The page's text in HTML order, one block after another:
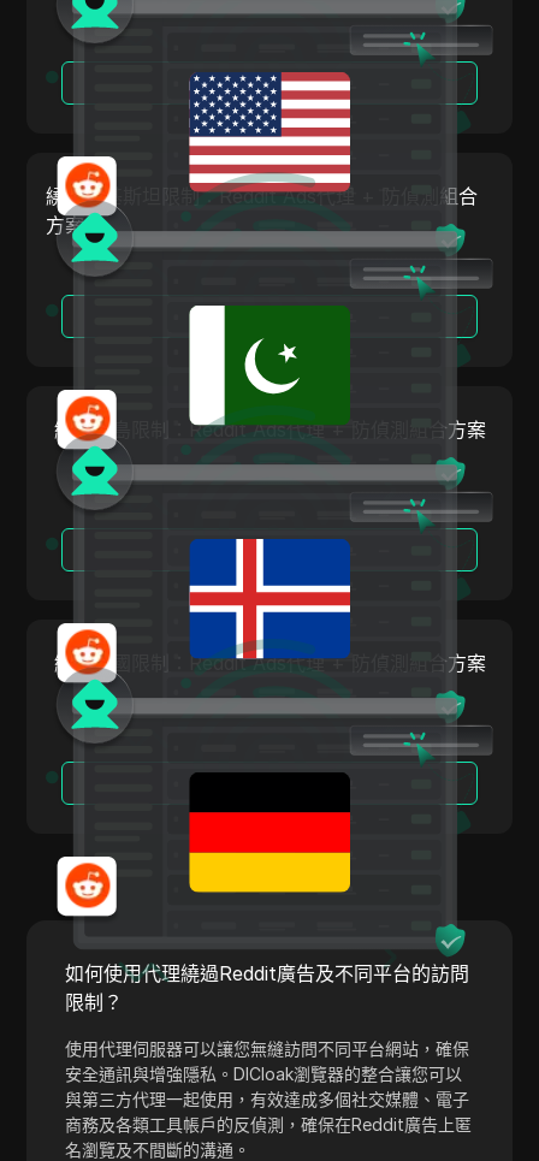
Skrill
Snapchat
SoundCloud
Spotify
Square
Stripe
Target
TikTok
TikTok Ads
TransferWise
Twitter/X
Upwork
Venmo
Walmart Marketplace
Wayfair
WeChat
Western Union
WhatsApp Business
Wish
閱讀更多
繞過巴基斯坦限制：Reddit Ads代理 + 防偵測組合
方案
繞過冰島限制：Reddit Ads代理 + 防偵測組合方案
繞過德國限制：Reddit Ads代理 + 防偵測組合方案
如何使用代理繞過Reddit廣告及不同平台的訪問
限制？
使用代理伺服器可以讓您無縫訪問不同平台網站，確保
安全通訊與增強隱私。DICloak瀏覽器的整合讓您可以
與第三方代理一起使用，有效達成多個社交媒體、電子
商務及各類工具帳戶的反偵測，確保在Reddit廣告上匿
名瀏覽及不間斷的溝通。